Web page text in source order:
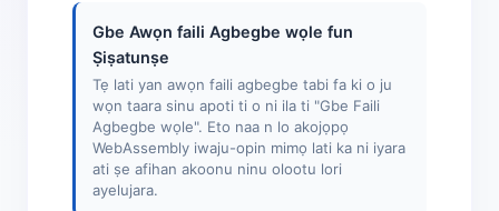
Gbe Awọn faili Agbegbe wọle fun
Ṣiṣatunṣe
Tẹ lati yan awọn faili agbegbe tabi fa ki o ju
wọn taara sinu apoti ti o ni ila ti "Gbe Faili
Agbegbe wọle". Eto naa n lo akojọpọ
WebAssembly iwaju-opin mimọ lati ka ni iyara
ati ṣe afihan akoonu ninu olootu lori
ayelujara.